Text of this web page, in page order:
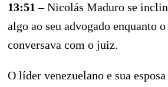
13:51 – Nicolás Maduro se
algo ao seu advogado enquanto
conversava com o juiz.
O líder venezuelano e sua